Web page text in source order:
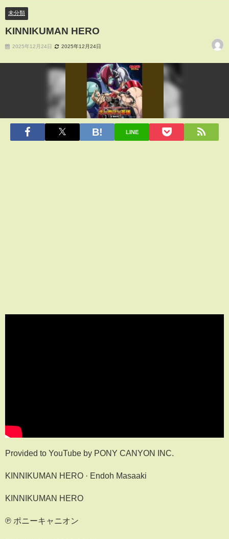
未分類
KINNIKUMAN HERO
2025年12月24日 2025年12月24日
LINE
Provided to YouTube by PONY CANYON INC.
KINNIKUMAN HERO · Endoh Masaaki
KINNIKUMAN HERO
℗ ポニーキャニオン